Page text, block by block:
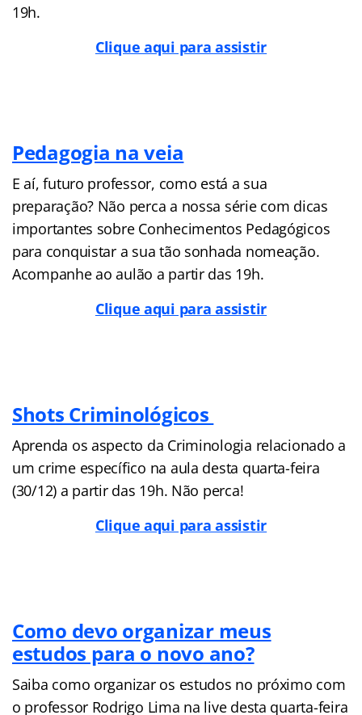
19h.
Clique aqui para assistir
Pedagogia na veia
E aí, futuro professor, como está a sua
preparação? Não perca a nossa série com dicas
importantes sobre Conhecimentos Pedagógicos
para conquistar a sua tão sonhada nomeação.
Acompanhe ao aulão a partir das 19h.
Clique aqui para assistir
Shots Criminológicos
Aprenda os aspecto da Criminologia relacionado a
um crime específico na aula desta quarta-feira
(30/12) a partir das 19h. Não perca!
Clique aqui para assistir
Como devo organizar meus
estudos para o novo ano?
Saiba como organizar os estudos no próximo com
o professor Rodrigo Lima na live desta quarta-feira